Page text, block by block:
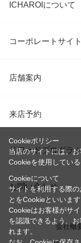
ICHAROIについて
コーポレートサイト
店舗案内
来店予約
リワードプログラ
お問い合わせ
会社概
Cookieポリシー
当店のサイトには、
Cookieを使用してい
Cookieについて
サイトを利用する際
とをCookieといいます
Cookieはお客様がサ
を認識できるよう、
れます。